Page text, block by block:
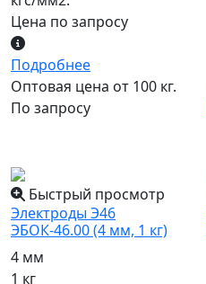
Цена по запросу
Подробнее
Оптовая цена от 100 кг.
По запросу
Быстрый просмотр
Электроды Э46
ЭБОК-46.00 (4 мм, 1 кг)
4 мм
1 кг